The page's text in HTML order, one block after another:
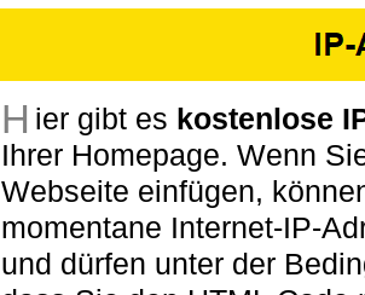
H ier gibt es kostenlose
Ihrer Homepage. Wenn
Webseite einfügen,
momentane Internet-IP-
und dürfen unter der